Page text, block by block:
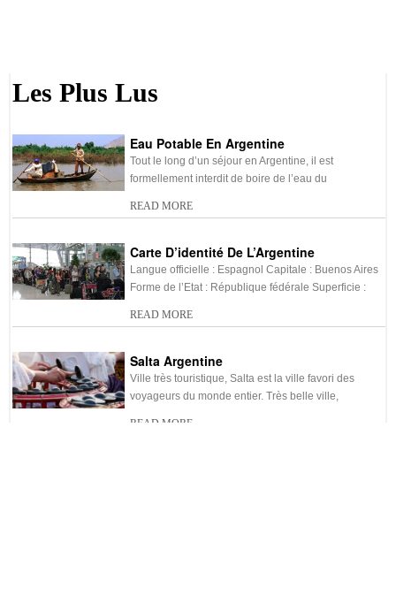
-Le Change en Argentine -Budget de voyage en
Argentine
Électricité et prises en
-
Voyage en Argentine sur
mesure
-Agence de voyage en
Argentine
Durée du vol pour
l’Argentine
Argentine
-Hôtel pas cher Argentine -Vol pas cher Argentine
-Shopping en Argentine -Site UNESCO de l’Argentine
Les Plus Lus
Eau Potable En Argentine
Tout le long d’un séjour en Argentine, il est
formellement interdit de boire de l’eau du
READ MORE
Carte D’identité De L’Argentine
Langue officielle : Espagnol Capitale : Buenos Aires
Forme de l’Etat : République fédérale Superficie :
READ MORE
Salta Argentine
Ville très touristique, Salta est la ville favori des
voyageurs du monde entier. Très belle ville,
READ MORE